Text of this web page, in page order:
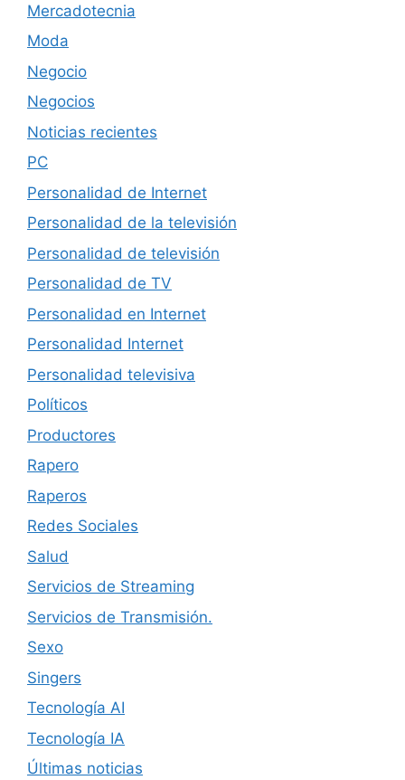
Mercadotecnia
Moda
Negocio
Negocios
Noticias recientes
PC
Personalidad de Internet
Personalidad de la televisión
Personalidad de televisión
Personalidad de TV
Personalidad en Internet
Personalidad Internet
Personalidad televisiva
Políticos
Productores
Rapero
Raperos
Redes Sociales
Salud
Servicios de Streaming
Servicios de Transmisión.
Sexo
Singers
Tecnología AI
Tecnología IA
Últimas noticias